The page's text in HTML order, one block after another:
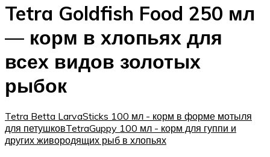
Tetra Goldfish Food 250 мл
— корм в хлопьях для
всех видов золотых
рыбок
Tetra Betta LarvaSticks 100 мл - корм в форме мотыля
для петушковTetraGuppy 100 мл - корм для гуппи и
других живородящих рыб в хлопьях